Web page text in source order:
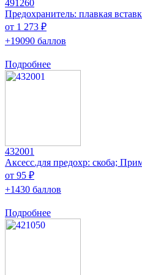
491260
Предохранитель: плавкая
от 1 273 ₽
+19090 баллов
Подробнее
432001
Аксесс.для предохр: скоба;
от 95 ₽
+1430 баллов
Подробнее